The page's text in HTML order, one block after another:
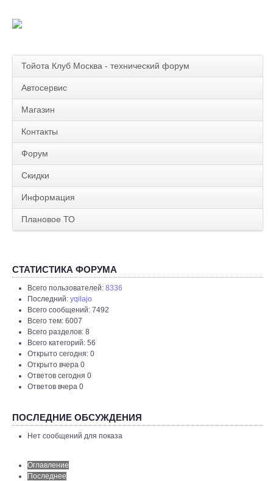
Тойота Клуб Москва - технический форум
Автосервис
Магазин
Контакты
Форум
Скидки
Информация
Плановое ТО
СТАТИСТИКА ФОРУМА
Всего пользователей: 8336
Последний: yqilajo
Всего сообщений: 7492
Всего тем: 6007
Всего разделов: 8
Всего категорий: 56
Открыто сегодня: 0
Открыто вчера 0
Ответов сегодня 0
Ответов вчера 0
ПОСЛЕДНИЕ ОБСУЖДЕНИЯ
Нет сообщений для показа
Оглавление
Последнее